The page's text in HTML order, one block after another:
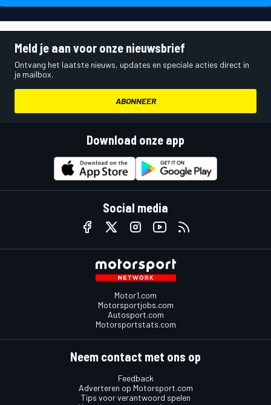
Meld je aan voor onze nieuwsbrief
Ontvang het laatste nieuws, updates en speciale acties direct in
je mailbox.
ABONNEER
Download onze app
Social media
Motor1.com
Motorsportjobs.com
Autosport.com
Motorsportstats.com
Neem contact met ons op
Feedback
Adverteren op Motorsport.com
Tips voor verantwoord spelen